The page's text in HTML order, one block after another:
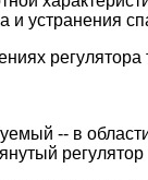
устранения
регулятора
-- в